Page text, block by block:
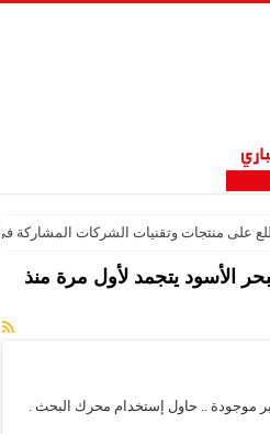
على منتجات وتقنيات الشركات المشاركة في
الأسود يتجمد لأول مرة منذ
موجودة .. حاول إستخدام محرك البحث .